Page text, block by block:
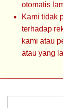
otomatis
Kami tidak
terhadap
kami atau
atau yang